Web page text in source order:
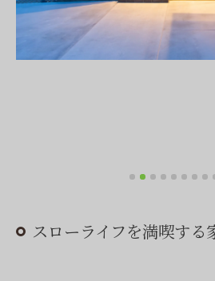
スローライフを満喫する